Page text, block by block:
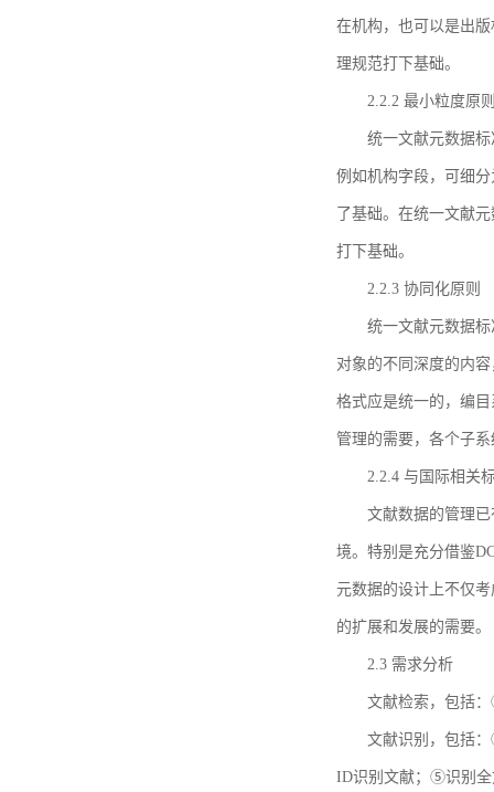
在机构，也可以是出
理规范打下基础。
2.2.2 最小粒度原
统一文献元数据
例如机构字段，可细
了基础。在统一文献
打下基础。
2.2.3 协同化原则
统一文献元数据
对象的不同深度的内
格式应是统一的，编
管理的需要，各个子
2.2.4 与国际相关
文献数据的管理
境。特别是充分借鉴
元数据的设计上不仅
的扩展和发展的需要。
2.3 需求分析
文献检索，包括
文献识别，包括
ID识别文献；⑤识别全